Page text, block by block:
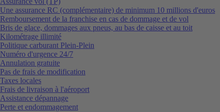
Une assurance RC (complémentaire) de minimum 10 millions d'euros
Remboursement de la franchise en cas de dommage et de vol
Bris de glace, dommages aux pneus, au bas de caisse et au toit
Kilométrage illimité
Politique carburant Plein-Plein
Numéro d'urgence 24/7
Annulation gratuite
Pas de frais de modification
Taxes locales
Frais de livraison à l'aéroport
Assistance dépannage
Perte et endommagement